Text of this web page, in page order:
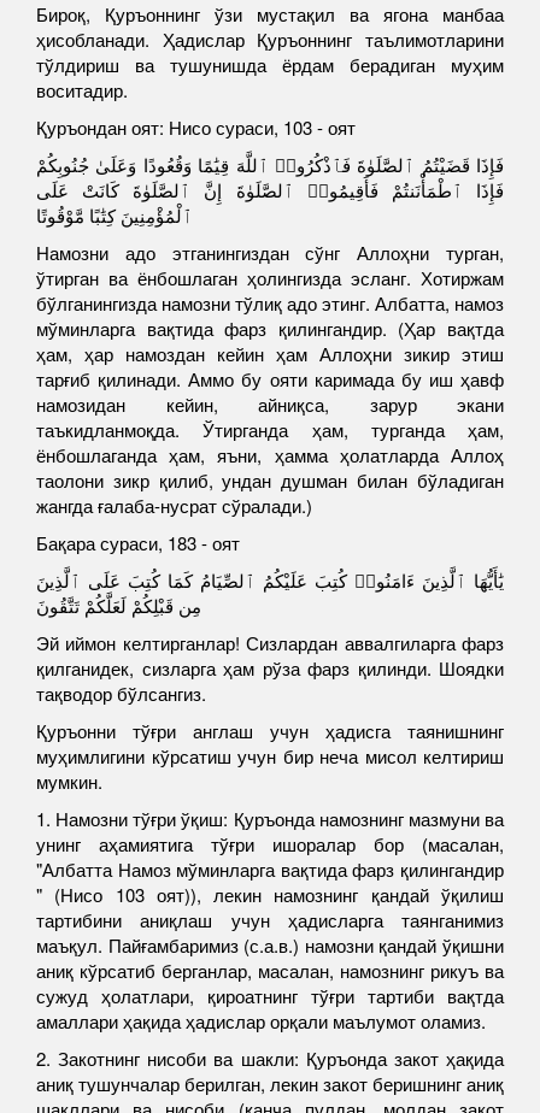
Бироқ, Қуръоннинг ўзи мустақил ва ягона манбаа
ҳисобланади. Ҳадислар Қуръоннинг таълимотларини
тўлдириш ва тушунишда ёрдам берадиган муҳим
воситадир.
Қуръондан оят: Нисо сураси, 103 - оят
فَإِذَا قَضَيْتُمُ ٱلصَّلَوٰةَ فَٱذْكُرُوا۟ ٱللَّهَ قِيَٰمًا وَقُعُودًا وَعَلَىٰ جُنُوبِكُمْ
فَإِذَا ٱطْمَأْنَنتُمْ فَأَقِيمُوا۟ ٱلصَّلَوٰةَ إِنَّ ٱلصَّلَوٰةَ كَانَتْ عَلَى
ٱلْمُؤْمِنِينَ كِتَٰبًا مَّوْقُوتًا
Намозни адо этганингиздан сўнг Аллоҳни турган,
ўтирган ва ёнбошлаган ҳолингизда эсланг. Хотиржам
бўлганингизда намозни тўлиқ адо этинг. Албатта, намоз
мўминларга вақтида фарз қилингандир. (Ҳар вақтда
ҳам, ҳар намоздан кейин ҳам Аллоҳни зикир этиш
тарғиб қилинади. Аммо бу ояти каримада бу иш ҳавф
намозидан кейин, айниқса, зарур экани
таъкидланмоқда. Ўтирганда ҳам, турганда ҳам,
ёнбошлаганда ҳам, яъни, ҳамма ҳолатларда Аллоҳ
таолони зикр қилиб, ундан душман билан бўладиган
жангда ғалаба-нусрат сўралади.)
Бақара сураси, 183 - оят
يَٰأَيُّهَا ٱلَّذِينَ ءَامَنُوا۟ كُتِبَ عَلَيْكُمُ ٱلصِّيَامُ كَمَا كُتِبَ عَلَى ٱلَّذِينَ
مِن قَبْلِكُمْ لَعَلَّكُمْ تَتَّقُونَ
Эй иймон келтирганлар! Сизлардан аввалгиларга фарз
қилганидек, сизларга ҳам рўза фарз қилинди. Шоядки
тақводор бўлсангиз.
Қуръонни тўғри англаш учун ҳадисга таянишнинг
муҳимлигини кўрсатиш учун бир неча мисол келтириш
мумкин.
1. Намозни тўғри ўқиш: Қуръонда намознинг мазмуни ва
унинг аҳамиятига тўғри ишоралар бор (масалан,
"Албатта Намоз мўминларга вақтида фарз қилингандир
" (Нисо 103 оят)), лекин намознинг қандай ўқилиш
тартибини аниқлаш учун ҳадисларга таянганимиз
маъқул. Пайғамбаримиз (с.а.в.) намозни қандай ўқишни
аниқ кўрсатиб берганлар, масалан, намознинг рикуъ ва
сужуд ҳолатлари, қироатнинг тўғри тартиби вақтда
амаллари ҳақида ҳадислар орқали маълумот оламиз.
2. Закотнинг нисоби ва шакли: Қуръонда закот ҳақида
аниқ тушунчалар берилган, лекин закот беришнинг аниқ